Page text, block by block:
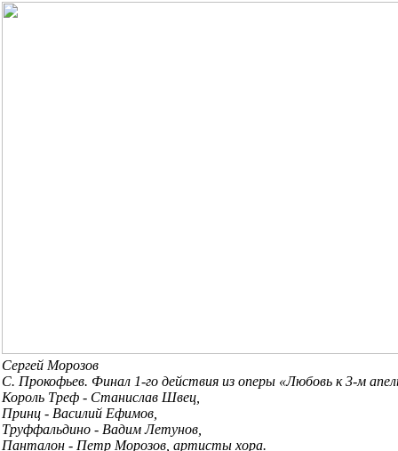
Сергей Морозов
С. Прокофьев. Финал 1-го действия из оперы «Любовь к 3-м
Король Треф - Станислав Швец,
Принц - Василий Ефимов,
Труффальдино - Вадим Летунов,
Панталон - Петр Морозов, артисты хора.